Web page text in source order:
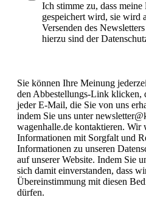
Ich stimme zu, dass
gespeichert wird, sie wird
Versenden des
hierzu sind der
Sie können Ihre Meinung
den Abbestellungs-Link klicken,
jeder E-Mail, die Sie von uns
indem Sie uns unter
wagenhalle.de kontaktieren. Wir
Informationen mit Sorgfalt und
Informationen zu unseren
auf unserer Website. Indem Sie
sich damit einverstanden, dass
Übereinstimmung mit diesen
dürfen.